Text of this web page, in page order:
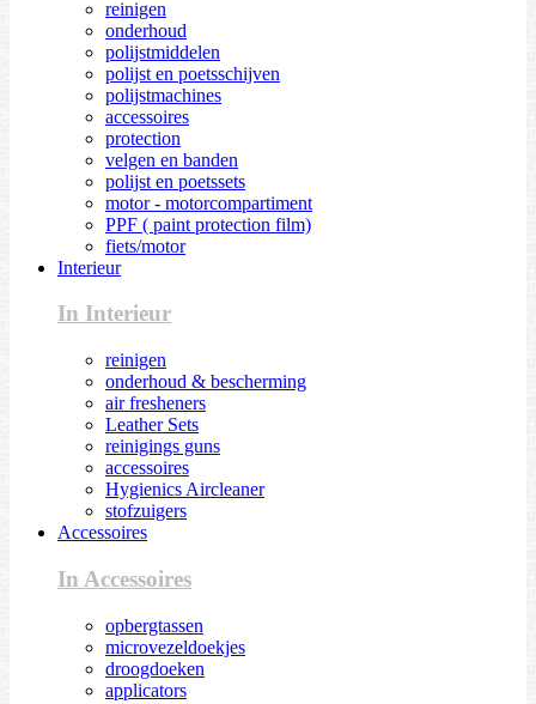
reinigen
onderhoud
polijstmiddelen
polijst en poetsschijven
polijstmachines
accessoires
protection
velgen en banden
polijst en poetssets
motor - motorcompartiment
PPF ( paint protection film)
fiets/motor
Interieur
In Interieur
reinigen
onderhoud & bescherming
air fresheners
Leather Sets
reinigings guns
accessoires
Hygienics Aircleaner
stofzuigers
Accessoires
In Accessoires
opbergtassen
microvezeldoekjes
droogdoeken
applicators